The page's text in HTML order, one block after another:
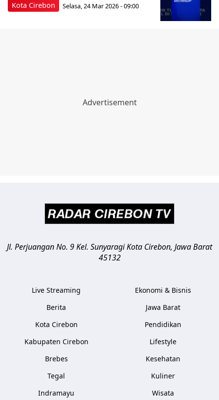
Kota Cirebon Selasa, 24 Mar 2026 - 09:00
Jl. Perjuangan No. 9 Kel. SunyaragiKota Cirebon, Jawa Barat
45132
Live Streaming
Berita
Kota Cirebon
Kabupaten Cirebon
Brebes
Tegal
Indramayu
Ekonomi & Bisnis
Jawa Barat
Pendidikan
Lifestyle
Kesehatan
Kuliner
Wisata